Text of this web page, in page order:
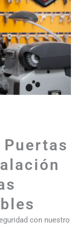
Puertas
con nuestro